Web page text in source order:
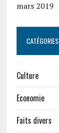
mars 2019
CATÉGORIES
Culture
Economie
Faits divers